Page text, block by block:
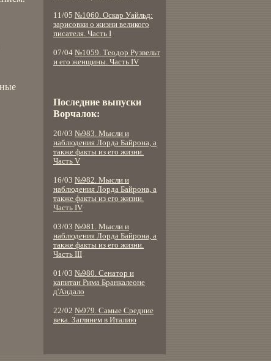
11/05 №1060. Оскар Уайльд:
зарисовки о жизни великого
писателя. Часть I
07/04 №1059. Теодор Рузвельт
и его женщины. Часть IV
Последние выпуски
Ворчалок:
20/03 №983. Мысли и
наблюдения Лорда Байрона, а
также факты из его жизни.
Часть V
16/03 №982. Мысли и
наблюдения Лорда Байрона, а
также факты из его жизни.
Часть IV
03/03 №981. Мысли и
наблюдения Лорда Байрона, а
также факты из его жизни.
Часть III
01/03 №980. Сенатор и
капитан Рима Бранкалеоне
д'Андало
22/02 №979. Самые Средние
века. Заглянем в Италию